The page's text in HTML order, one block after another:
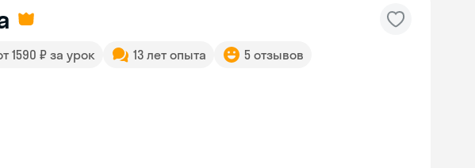
1590 ₽ за урок 13 лет опыта 5 отзывов